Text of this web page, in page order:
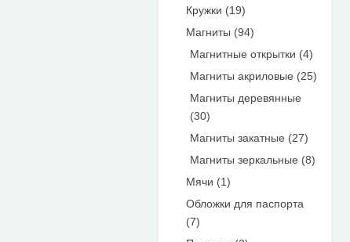
Кружки (19)
Магниты (94)
Магнитные открытки (4)
Магниты акриловые (25)
Магниты деревянные
(30)
Магниты закатные (27)
Магниты зеркальные (8)
Мячи (1)
Обложки для паспорта
(7)